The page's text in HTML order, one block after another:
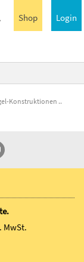
Login
Shop
Konstruktionen
MwSt.